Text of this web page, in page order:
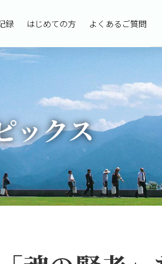
録 はじめての方 よくあるご質問
ックス